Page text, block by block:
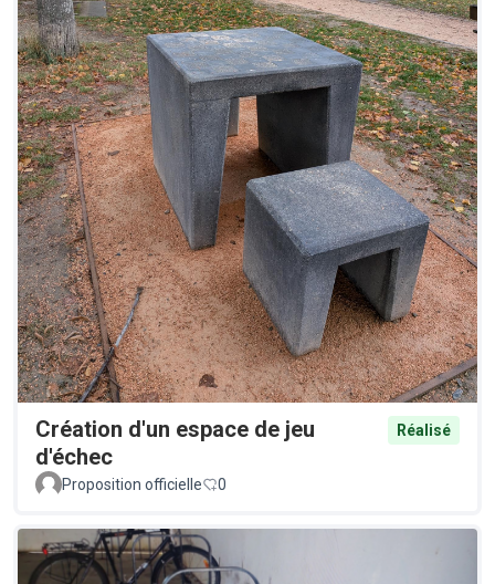
Création d'un espace de jeu
d'échec
Réalisé
Proposition officielle 0